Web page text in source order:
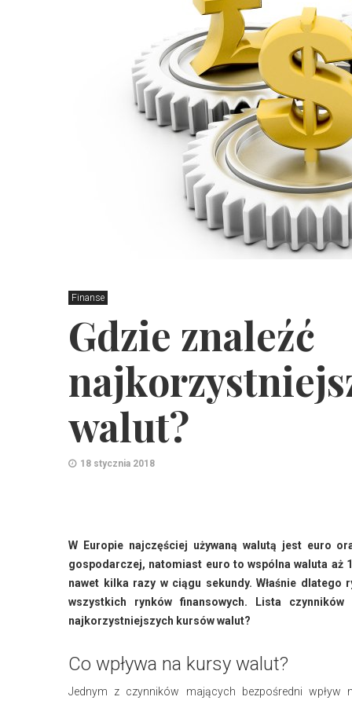
Finanse
Gdzie znaleźć
walut?
18 stycznia 2018
W Europie najczęściej używaną walutą jest euro
gospodarczej, natomiast euro to wspólna waluta aż
nawet kilka razy w ciągu sekundy. Właśnie
wszystkich rynków finansowych. Lista
najkorzystniejszych kursów walut?
Co wpływa na kursy walut?
Jednym z czynników mających bezpośredni